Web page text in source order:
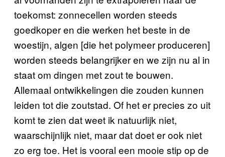
toekomst: zonnecellen worden steeds
goedkoper en die werken het beste in de
woestijn, algen [die het polymeer produceren]
worden steeds belangrijker en we zijn nu al in
staat om dingen met zout te bouwen.
Allemaal ontwikkelingen die zouden kunnen
leiden tot die zoutstad. Of het er precies zo uit
komt te zien dat weet ik natuurlijk niet,
waarschijnlijk niet, maar dat doet er ook niet
zo erg toe. Het is vooral een mooie stip op de